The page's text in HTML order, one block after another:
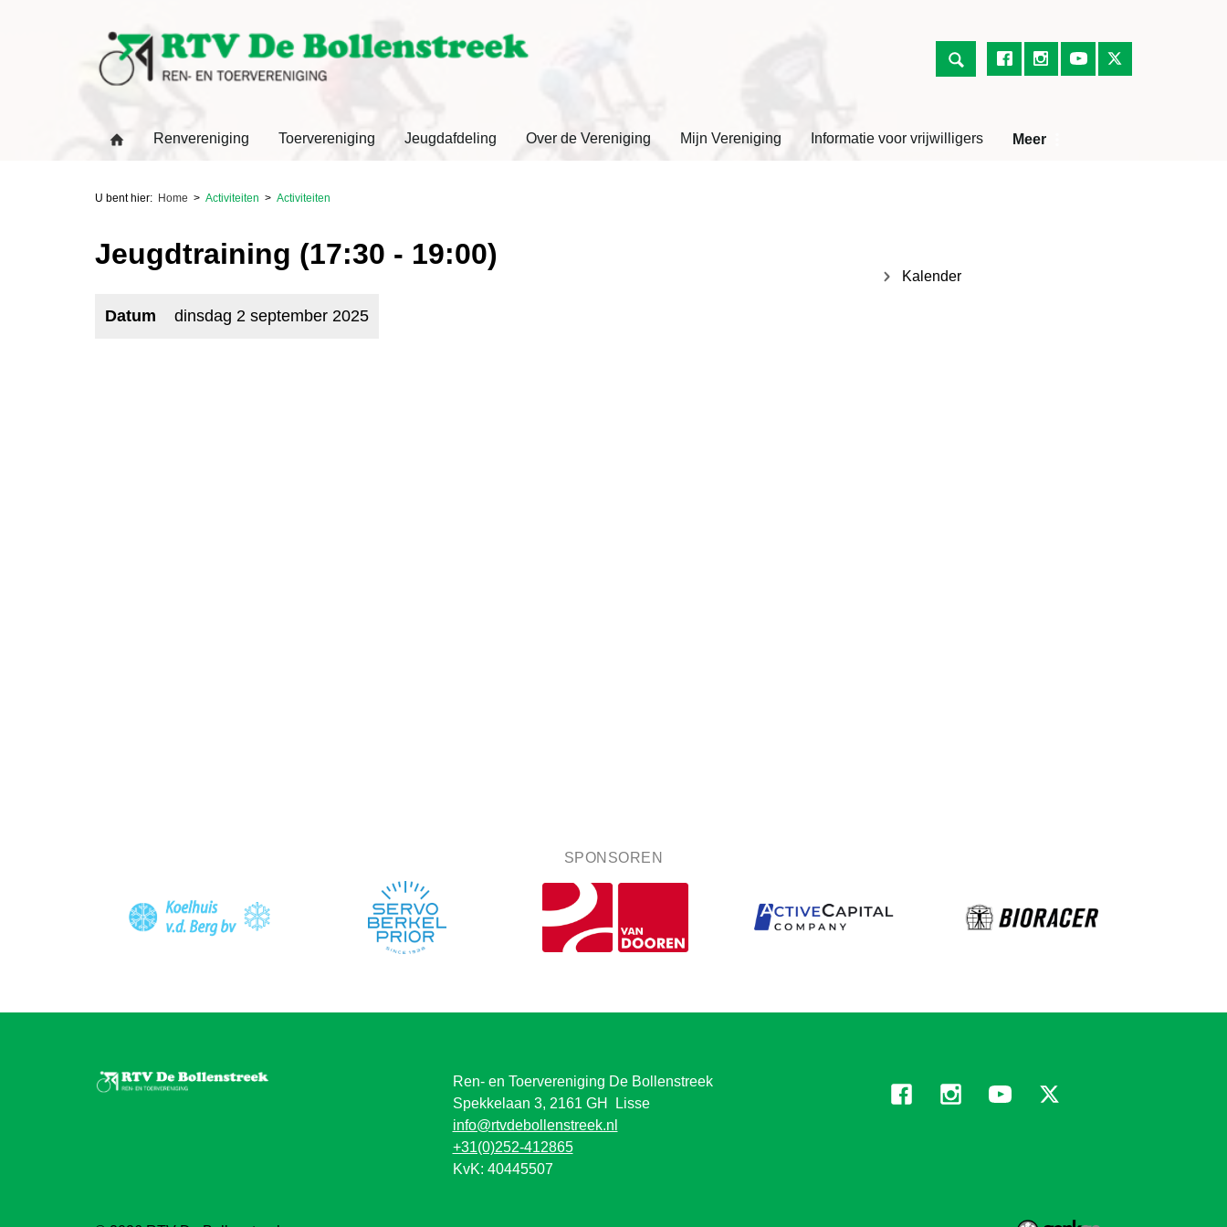
Renvereniging Toervereniging Jeugdafdeling Over de Vereniging Mijn Vereniging Informatie voor vrijwilligers Meer
U bent hier: Home Activiteiten Activiteiten
Jeugdtraining (17:30 - 19:00)
Datum dinsdag 2 september 2025
Kalender
SPONSOREN
Ren- en Toervereniging De Bollenstreek
Spekkelaan 3, 2161 GH Lisse
info@rtvdebollenstreek.nl
+31(0)252-412865
KvK: 40445507